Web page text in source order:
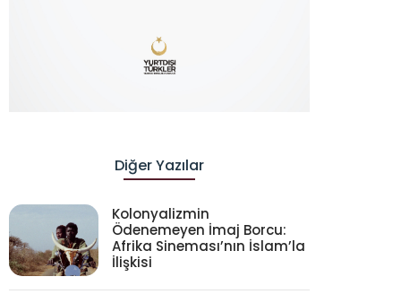
Diğer Yazılar
Kolonyalizmin
Ödenemeyen İmaj Borcu:
Afrika Sineması’nın İslam’la
İlişkisi